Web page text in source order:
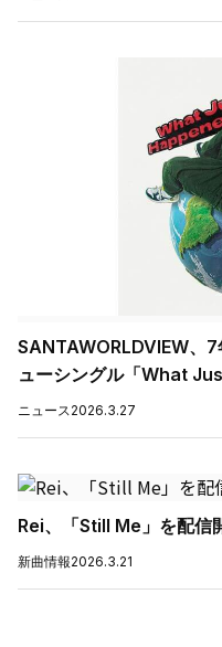
SANTAWORLDVIEW、
ューシングル「What
ニュース 2026.3.27
Rei、「Still Me」を配信
新曲情報2026.3.21